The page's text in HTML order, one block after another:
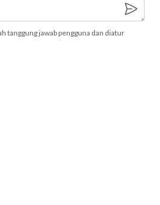
tanggung jawab pengguna dan diatur